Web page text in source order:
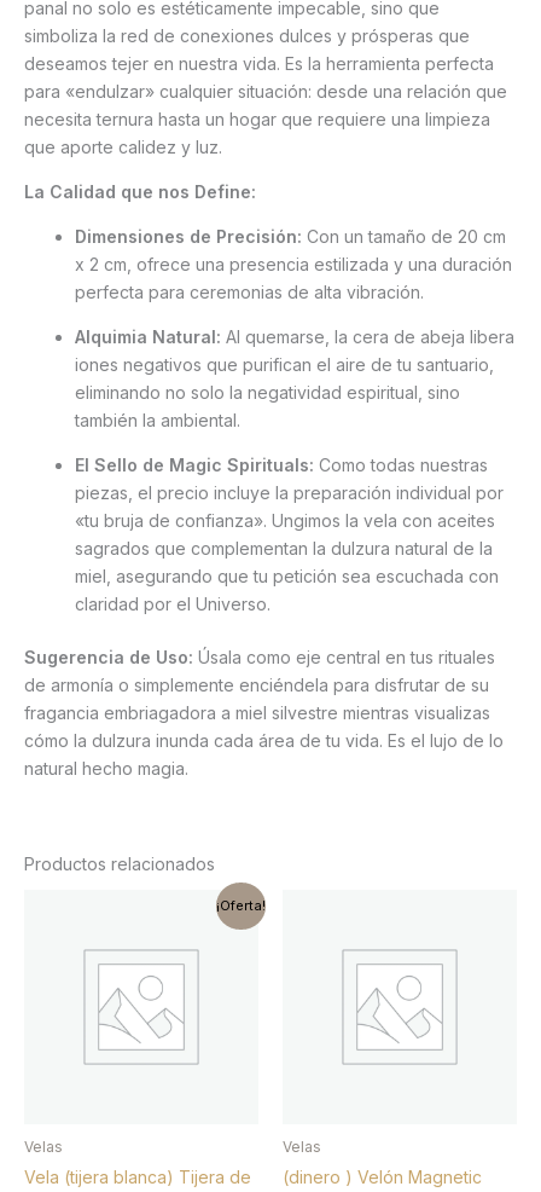
panal no solo es estéticamente impecable, sino que
simboliza la red de conexiones dulces y prósperas que
deseamos tejer en nuestra vida. Es la herramienta perfecta
para «endulzar» cualquier situación: desde una relación que
necesita ternura hasta un hogar que requiere una limpieza
que aporte calidez y luz.
La Calidad que nos Define:
Dimensiones de Precisión: Con un tamaño de 20 cm
x 2 cm, ofrece una presencia estilizada y una duración
perfecta para ceremonias de alta vibración.
Alquimia Natural: Al quemarse, la cera de abeja libera
iones negativos que purifican el aire de tu santuario,
eliminando no solo la negatividad espiritual, sino
también la ambiental.
El Sello de Magic Spirituals: Como todas nuestras
piezas, el precio incluye la preparación individual por
«tu bruja de confianza». Ungimos la vela con aceites
sagrados que complementan la dulzura natural de la
miel, asegurando que tu petición sea escuchada con
claridad por el Universo.
Sugerencia de Uso: Úsala como eje central en tus rituales
de armonía o simplemente enciéndela para disfrutar de su
fragancia embriagadora a miel silvestre mientras visualizas
cómo la dulzura inunda cada área de tu vida. Es el lujo de lo
natural hecho magia.
Productos relacionados
¡Oferta!
Velas
Vela (tijera blanca) Tijera de
era:
es:
11,90 €.
Velas
(dinero ) Velón Magnetic